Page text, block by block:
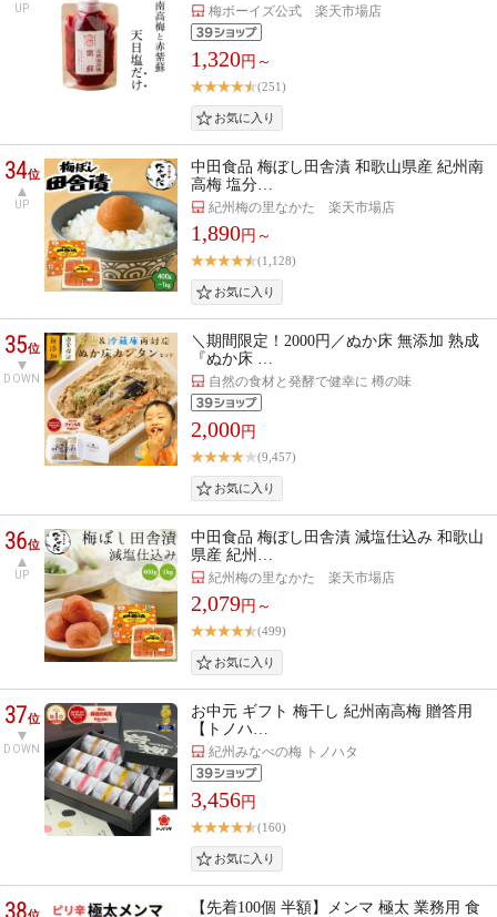
UP 梅ボーイズ公式 楽天市場店
1,320円～
(251)
34位
UP
中田食品 梅ぼし田舎漬 和歌山県産 紀州南
高梅 塩分…
紀州梅の里なかた 楽天市場店
1,890円～
(1,128)
35位
DOWN
＼期間限定！2000円／ぬか床 無添加 熟成
『ぬか床 …
自然の食材と発酵で健幸に 樽の味
2,000円
(9,457)
36位
UP
中田食品 梅ぼし田舎漬 減塩仕込み 和歌山
県産 紀州…
紀州梅の里なかた 楽天市場店
2,079円～
(499)
37位
DOWN
お中元 ギフト 梅干し 紀州南高梅 贈答用
【トノハ…
紀州みなべの梅 トノハタ
3,456円
(160)
38
【先着100個 半額】メンマ 極太 業務用 食